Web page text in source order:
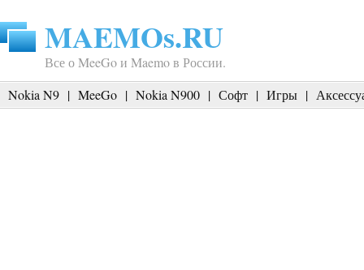
MAEMOs.RU
Все о MeeGo и Maemo в России.
Nokia N9 | MeeGo | Nokia N900 | Софт | Игры |